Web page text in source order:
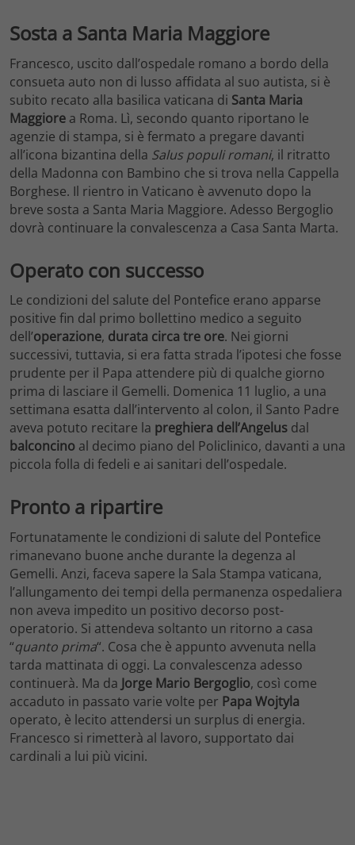
Sosta a Santa Maria Maggiore
Francesco, uscito dall’ospedale romano a bordo della
consueta auto non di lusso affidata al suo autista, si è
subito recato alla basilica vaticana di Santa Maria
Maggiore a Roma. Lì, secondo quanto riportano le
agenzie di stampa, si è fermato a pregare davanti
all’icona bizantina della Salus populi romani, il ritratto
della Madonna con Bambino che si trova nella Cappella
Borghese. Il rientro in Vaticano è avvenuto dopo la
breve sosta a Santa Maria Maggiore. Adesso Bergoglio
dovrà continuare la convalescenza a Casa Santa Marta.
Operato con successo
Le condizioni del salute del Pontefice erano apparse
positive fin dal primo bollettino medico a seguito
dell’operazione, durata circa tre ore. Nei giorni
successivi, tuttavia, si era fatta strada l’ipotesi che fosse
prudente per il Papa attendere più di qualche giorno
prima di lasciare il Gemelli. Domenica 11 luglio, a una
settimana esatta dall’intervento al colon, il Santo Padre
aveva potuto recitare la preghiera dell’Angelus dal
balconcino al decimo piano del Policlinico, davanti a una
piccola folla di fedeli e ai sanitari dell’ospedale.
Pronto a ripartire
Fortunatamente le condizioni di salute del Pontefice
rimanevano buone anche durante la degenza al
Gemelli. Anzi, faceva sapere la Sala Stampa vaticana,
l’allungamento dei tempi della permanenza ospedaliera
non aveva impedito un positivo decorso post-
operatorio. Si attendeva soltanto un ritorno a casa
“quanto prima“. Cosa che è appunto avvenuta nella
tarda mattinata di oggi. La convalescenza adesso
continuerà. Ma da Jorge Mario Bergoglio, così come
accaduto in passato varie volte per Papa Wojtyla
operato, è lecito attendersi un surplus di energia.
Francesco si rimetterà al lavoro, supportato dai
cardinali a lui più vicini.